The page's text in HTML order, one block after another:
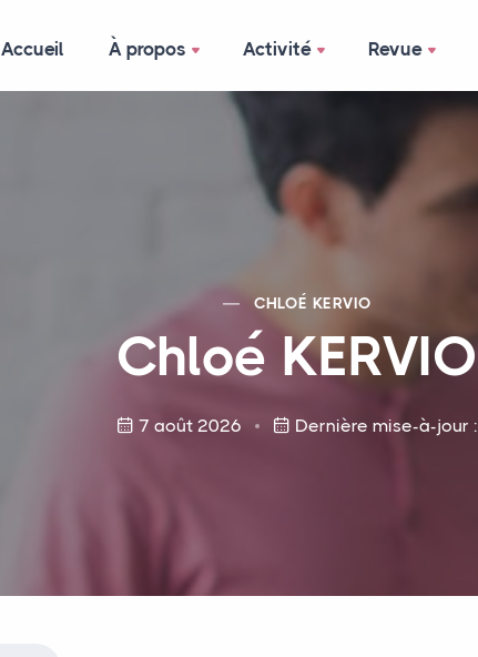
Accueil À propos Activité Revue
CHLOÉ KERVIO
Chloé KERVIO
7 août 2026 Dernière mise-à-jour :